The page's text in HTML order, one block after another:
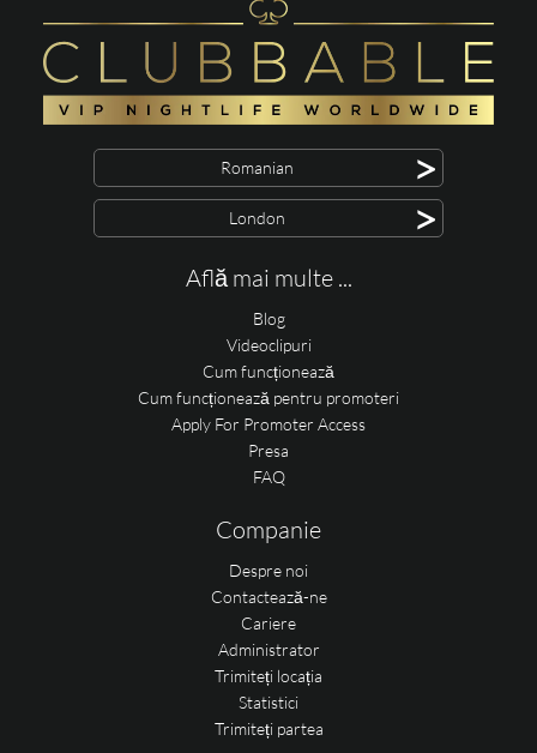
Romanian >
London >
Află mai multe ...
Blog
Videoclipuri
Cum funcționează
Cum funcționează pentru promoteri
Apply For Promoter Access
Presa
FAQ
Companie
Despre noi
Contactează-ne
Cariere
Administrator
Trimiteți locația
Statistici
Trimiteți partea